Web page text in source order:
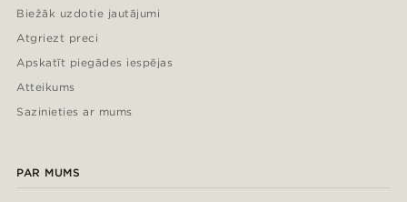
Biežāk uzdotie jautājumi
Atgriezt preci
Apskatīt piegādes iespējas
Atteikums
Sazinieties ar mums
PAR MUMS